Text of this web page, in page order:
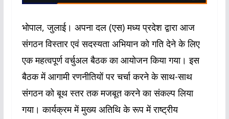
भोपाल, जुलाई। अपना दल (एस) मध्य प्रदेश द्वारा आज
संगठन विस्तार एवं सदस्यता अभियान को गति देने के लिए
एक महत्वपूर्ण वर्चुअल बैठक का आयोजन किया गया। इस
बैठक में आगामी रणनीतियों पर चर्चा करने के साथ-साथ
संगठन को बूथ स्तर तक मजबूत करने का संकल्प लिया
गया। कार्यक्रम में मुख्य अतिथि के रूप में राष्ट्रीय